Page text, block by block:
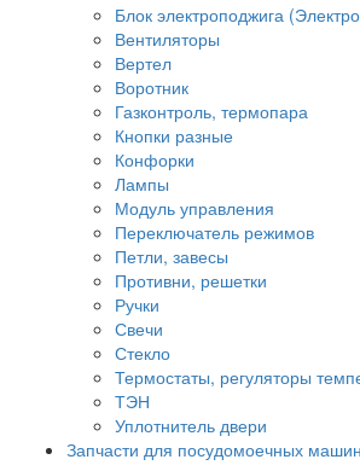
Блок электроподжига
Вентиляторы
Вертел
Воротник
Газконтроль, термопара
Кнопки разные
Конфорки
Лампы
Модуль управления
Переключатель режимов
Петли, завесы
Противни, решетки
Ручки
Свечи
Стекло
Термостаты, регуляторы
ТЭН
Уплотнитель двери
Запчасти для посудомоечных машин